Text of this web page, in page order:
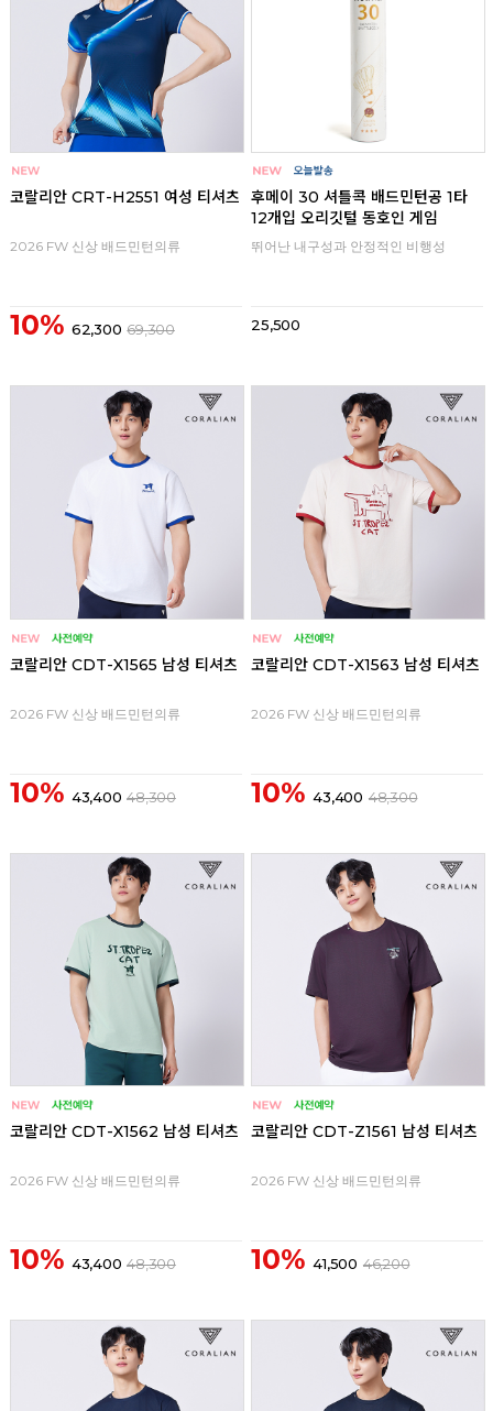
코랄리안 CRT-H2551 여성 티셔츠
2026 FW 신상 배드민턴의류
10% 62,300 69,300
후메이 30 셔틀콕 배드민턴공 1타
12개입 오리깃털 동호인 게임
뛰어난 내구성과 안정적인 비행성
25,500
코랄리안 CDT-X1565 남성 티셔츠
2026 FW 신상 배드민턴의류
10% 43,400 48,300
코랄리안 CDT-X1563 남성 티셔츠
2026 FW 신상 배드민턴의류
10% 43,400 48,300
코랄리안 CDT-X1562 남성 티셔츠
2026 FW 신상 배드민턴의류
10% 43,400 48,300
코랄리안 CDT-Z1561 남성 티셔츠
2026 FW 신상 배드민턴의류
10% 41,500 46,200